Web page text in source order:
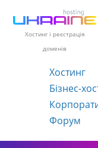
Хостинг і реєстрація
доменів
Хостинг
Бізнес-
Форум